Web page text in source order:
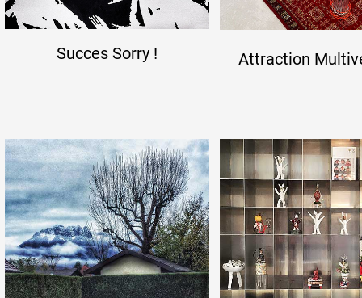
Documentation
Production vidéo
Formation
Événements
Succes Sorry ! Attraction